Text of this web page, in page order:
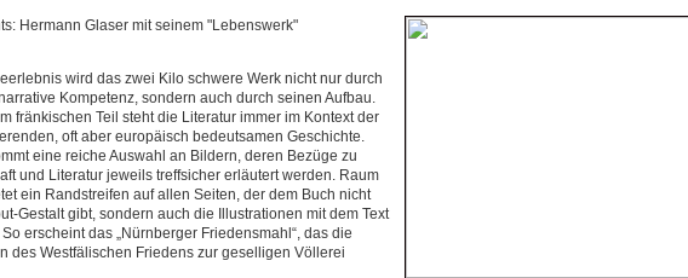
Hermann Glaser mit seinem "Lebenswerk"
wird das zwei Kilo schwere Werk nicht nur durch
Kompetenz, sondern auch durch seinen Aufbau.
fränkischen Teil steht die Literatur immer im Kontext der
oft aber europäisch bedeutsamen Geschichte.
eine reiche Auswahl an Bildern, deren Bezüge zu
und Literatur jeweils treffsicher erläutert werden. Raum
ein Randstreifen auf allen Seiten, der dem Buch nicht
Gestalt gibt, sondern auch die Illustrationen mit dem Text
erscheint das „Nürnberger Friedensmahl“, das die
des Westfälischen Friedens zur geselligen Völlerei